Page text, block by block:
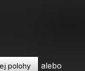
polohy alebo